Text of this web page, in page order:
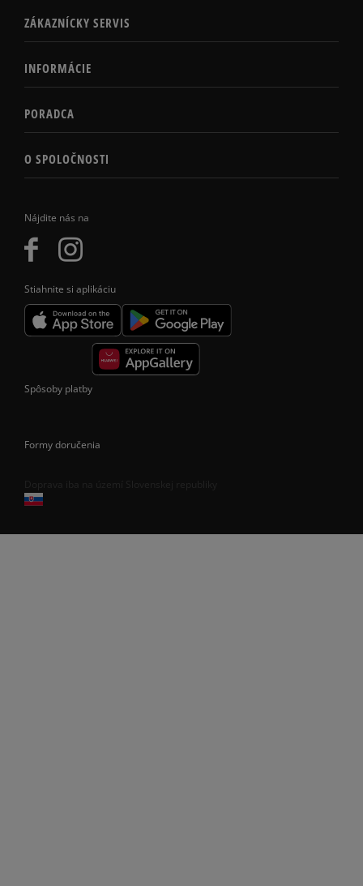
Nájdite nás na
Stiahnite si aplikáciu
ZÁKAZNÍCKY SERVIS
INFORMÁCIE
PORADCA
O SPOLOČNOSTI
Spôsoby platby
Formy doručenia